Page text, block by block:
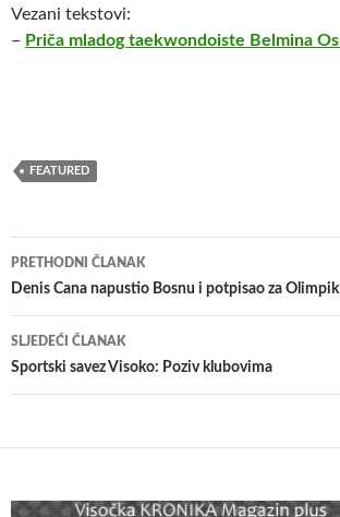
Vezani tekstovi:
– Priča mladog taekwondoiste Belmina
FEATURED
Navigacija
članaka
PRETHODNI ČLANAK
Denis Cana napustio Bosnu i potpisao za Olimpik
SLJEDEĆI ČLANAK
Sportski savez Visoko: Poziv klubovima